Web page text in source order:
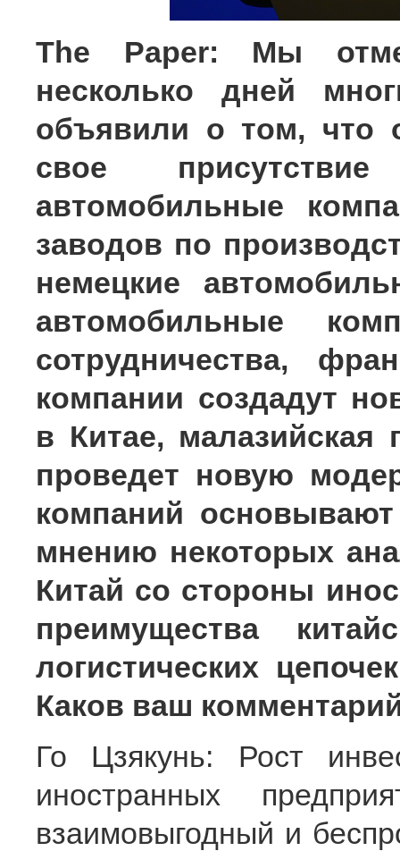
The Paper: Мы
несколько дней
объявили о том, что
свое
автомобильные
заводов по
немецкие
автомобильные
сотрудничества,
компании создадут
в Китае, малазийская
проведет новую
компаний
мнению некоторых
Китай со стороны
преимущества
логистических
Каков ваш
Го Цзякунь: Рост
иностранных
взаимовыгодный и